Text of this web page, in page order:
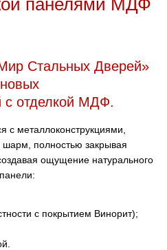
панелями МДФ
Стальных Дверей»
с отделкой МДФ.
с металлоконструкциями,
шарм, полностью закрывая
ощущение натурального
с покрытием Винорит);